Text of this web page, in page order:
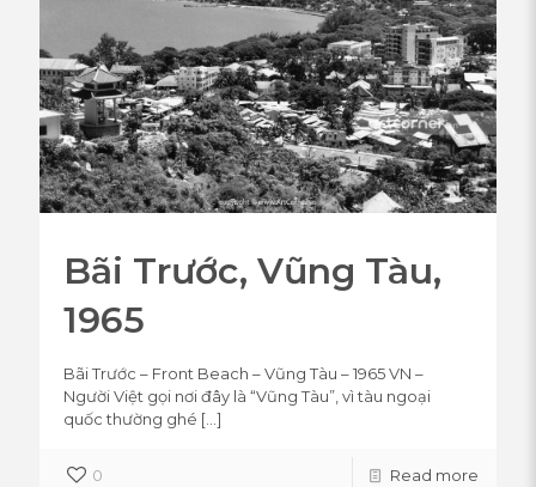
Bãi Trước, Vũng Tàu,
1965
Bãi Trước – Front Beach – Vũng Tàu – 1965 VN –
Người Việt gọi nơi đây là “Vũng Tàu”, vì tàu ngoại
quốc thường ghé […]
0 Read more